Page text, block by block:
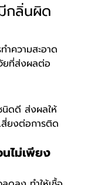
กลิ่นผิด
ำความสะอาด
ยที่ส่งผลต่อ
นิดดี ส่งผลให้
สี่ยงต่อการติด
ไม่เพียง